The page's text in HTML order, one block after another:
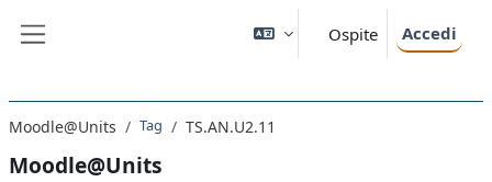
Ospite Accedi
Moodle@Units Tag TS.AN.U2.11
Moodle@Units